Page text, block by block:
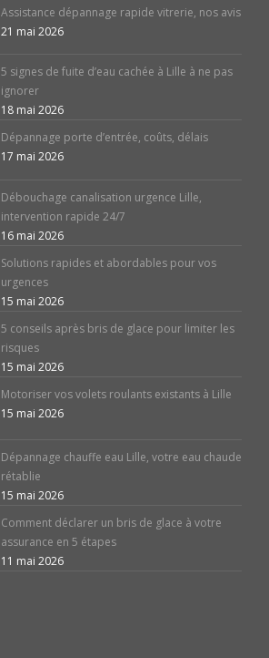
Assistance dépannage rapide vitrerie, nos avis
21 mai 2026
5 signes de fuite d’eau cachée à Lille à ne pas
ignorer
18 mai 2026
Dépannage porte d’entrée, coûts, délais
17 mai 2026
Débouchage canalisation urgence Lille,
intervention rapide 24/7
16 mai 2026
Solutions rapides et abordables pour vos
urgences
15 mai 2026
5 conseils après bris de glace pour limiter les
risques
15 mai 2026
Motoriser vos volets roulants existants à Lille
15 mai 2026
Dépannage chauffe eau Lille, votre eau chaude
rétablie
15 mai 2026
Comment déclarer un bris de glace à votre
assurance en 5 étapes
11 mai 2026